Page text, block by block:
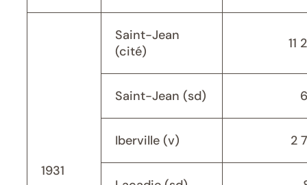
1931
Saint-Jean
(cité)
11
Saint-Jean (sd)
Iberville (v) 2